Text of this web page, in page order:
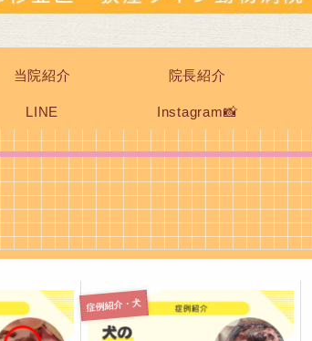
当院紹介 院長紹介
LINE Instagram📸
症例紹介・犬